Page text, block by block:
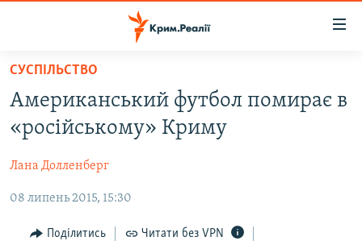
Перейти
основного
матеріалу
Перейти
до
навігації
Перейти
ВОДА.КРИМ
ВІДЕО ТА ФОТО
ПОЛІТИКА
БЛОГИ
ПОГЛЯД
СУСПІЛЬСТВО
Американський футбол помирає в
«російському» Криму
Лана Долленберг
08 липень 2015, 15:30
Поділитись Читати без VPN